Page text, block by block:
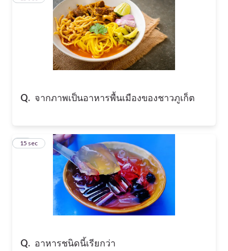
Q. จากภาพเป็นอาหารพื้นเมืองของชาวภูเก็ต
Q. อาหารชนิดนี้เรียกว่า
10
15 sec